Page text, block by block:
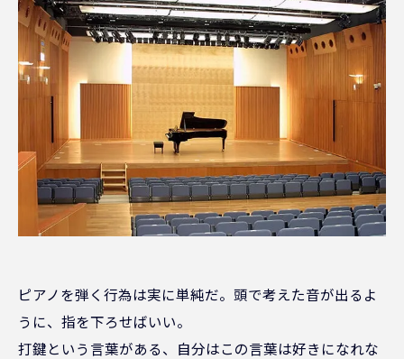
ピアノを弾く行為は実に単純だ。頭で考えた音が出るよ
うに、指を下ろせばいい。
打鍵という言葉がある、自分はこの言葉は好きになれな